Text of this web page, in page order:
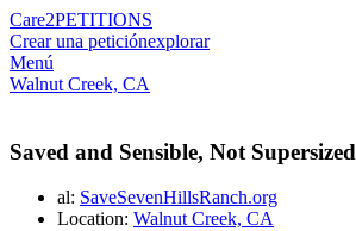
Care2PETITIONS
Crear una peticiónexplorar
Menú
Walnut Creek, CA
Saved and Sensible, Not Supersized
al: SaveSevenHillsRanch.org
Location: Walnut Creek, CA